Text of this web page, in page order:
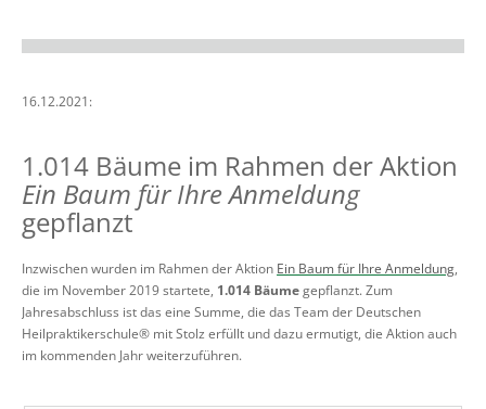
16.12.2021:
1.014 Bäume im Rahmen der Aktion
Ein Baum für Ihre Anmeldung
gepflanzt
Inzwischen wurden im Rahmen der Aktion Ein Baum für Ihre Anmeldung,
die im November 2019 startete, 1.014 Bäumegepflanzt. Zum
Jahresabschluss ist das eine Summe, die das Team der Deutschen
Heilpraktikerschule® mit Stolz erfüllt und dazu ermutigt, die Aktion auch
im kommenden Jahr weiterzuführen.